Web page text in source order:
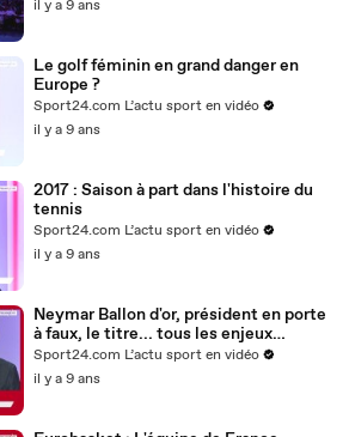
il y a 9 ans
Le golf féminin en grand danger en
Europe ?
Sport24.com L’actu sport en vidéo
il y a 9 ans
2017 : Saison à part dans l'histoire du
tennis
Sport24.com L’actu sport en vidéo
il y a 9 ans
Neymar Ballon d'or, président en porte
à faux, le titre... tous les enjeux
parisiens en Ligue des Champions
Sport24.com L’actu sport en vidéo
il y a 9 ans